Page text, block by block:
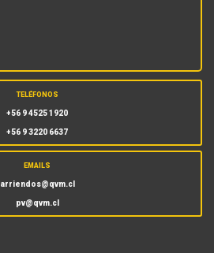
TELÉFONOS
+56 9 4525 1920
+56 9 3220 6637
EMAILS
arriendos@qvm.cl
pv@qvm.cl